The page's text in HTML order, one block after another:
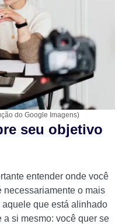
do Google Imagens)
seu objetivo
entender onde você
necessariamente o mais
que está alinhado
si mesmo: você quer se